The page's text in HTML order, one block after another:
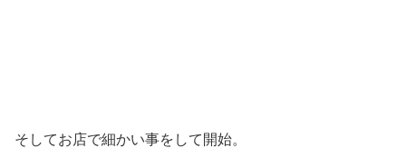
そしてお店で細かい事をして開始。